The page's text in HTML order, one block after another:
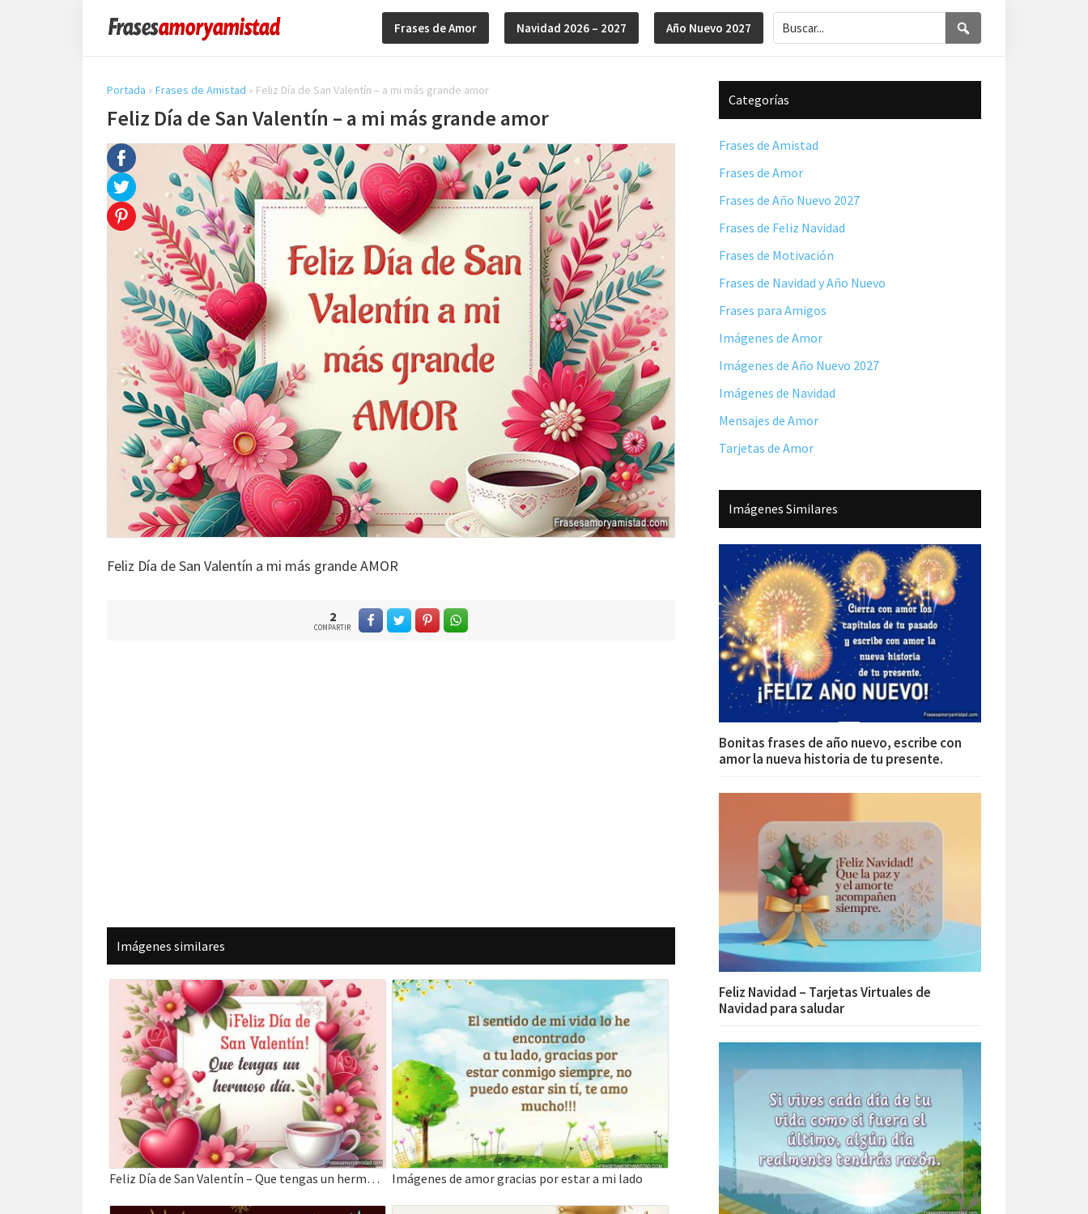
y
Amistad
Frases de Amor Navidad 2026 – 2027 Año Nuevo 2027
Buscar...
Portada » Frases de Amistad » Feliz Día de San Valentín – a mi más grande amor
Feliz Día de San Valentín – a mi más grande amor
Feliz Día de San Valentín a mi más grande AMOR
2
COMPARTIR
Imágenes similares
Feliz Día de San Valentín – Que tengas un hermoso día Imágenes de amor gracias por estar a mi lado
Barra
lateral
principal
Categorías
Frases de Amistad
Frases de Amor
Frases de Año Nuevo 2027
Frases de Feliz Navidad
Frases de Motivación
Frases de Navidad y Año Nuevo
Frases para Amigos
Imágenes de Amor
Imágenes de Año Nuevo 2027
Imágenes de Navidad
Mensajes de Amor
Tarjetas de Amor
Imágenes Similares
Bonitas frases de año nuevo, escribe con
amor la nueva historia de tu presente.
Feliz Navidad – Tarjetas Virtuales de
Navidad para saludar